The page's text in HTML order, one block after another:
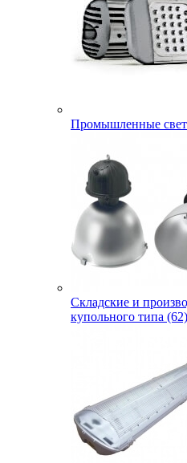
Промышленные
Складские и
купольного типа (62)